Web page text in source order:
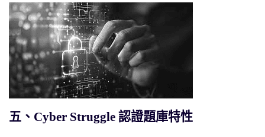
五、Cyber Struggle 認證題庫特性